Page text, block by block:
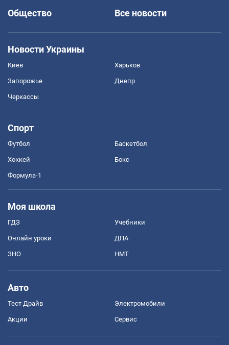
Общество
Все новости
Новости Украины
Киев Харьков
Запорожье Днепр
Черкассы
Спорт
Футбол Баскетбол
Хоккей Бокс
Формула-1
Моя школа
ГДЗ Учебники
Онлайн уроки ДПА
ЗНО НМТ
Авто
Тест Драйв Электромобили
Акции Сервис